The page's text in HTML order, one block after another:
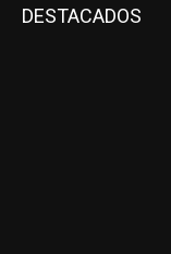
DESTACADOS